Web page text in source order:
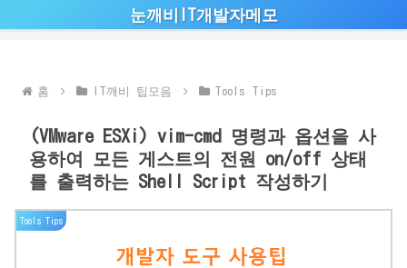
눈깨비IT개발자메모
홈 IT깨비 팁모음 Tools Tips
(VMware ESXi) vim-cmd 명령과 옵션을 사
용하여 모든 게스트의 전원 on/off 상태
를 출력하는 Shell Script 작성하기
Tools Tips